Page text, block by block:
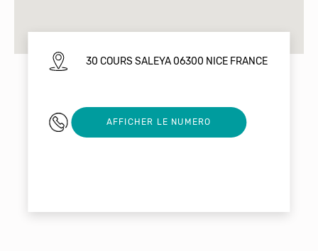
30 COURS SALEYA 06300 NICE FRANCE
0483323493
AFFICHER LE NUMERO